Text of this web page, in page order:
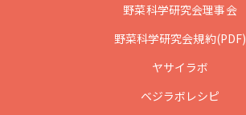
野菜科学研究会理事会
野菜科学研究会規約(PDF)
ヤサイラボ
ベジラボレシピ